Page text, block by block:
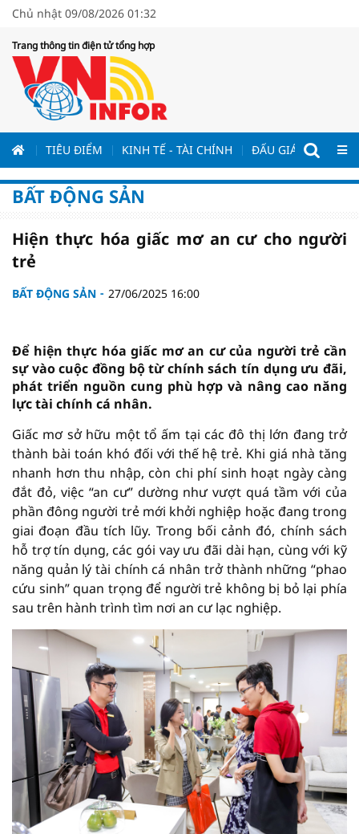
Chủ nhật 09/08/2026 01:32
Trang thông tin điện tử tổng hợp
TIÊU ĐIỂM KINH TẾ - TÀI CHÍNH ĐẤU GIÁ - ĐẤU
BẤT ĐỘNG SẢN
Hiện thực hóa giấc mơ an cư cho người
trẻ
BẤT ĐỘNG SẢN 27/06/2025 16:00
Để hiện thực hóa giấc mơ an cư của người trẻ cần
sự vào cuộc đồng bộ từ chính sách tín dụng ưu đãi,
phát triển nguồn cung phù hợp và nâng cao năng
lực tài chính cá nhân.
Giấc mơ sở hữu một tổ ấm tại các đô thị lớn đang trở
thành bài toán khó đối với thế hệ trẻ. Khi giá nhà tăng
nhanh hơn thu nhập, còn chi phí sinh hoạt ngày càng
đắt đỏ, việc “an cư” dường như vượt quá tầm với của
phần đông người trẻ mới khởi nghiệp hoặc đang trong
giai đoạn đầu tích lũy. Trong bối cảnh đó, chính sách
hỗ trợ tín dụng, các gói vay ưu đãi dài hạn, cùng với kỹ
năng quản lý tài chính cá nhân trở thành những “phao
cứu sinh” quan trọng để người trẻ không bị bỏ lại phía
sau trên hành trình tìm nơi an cư lạc nghiệp.